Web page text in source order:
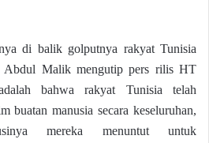
di balik golputnya rakyat Tunisia
Abdul Malik mengutip pers rilis HT
bahwa rakyat Tunisia telah
buatan manusia secara keseluruhan,
mereka menuntut untuk